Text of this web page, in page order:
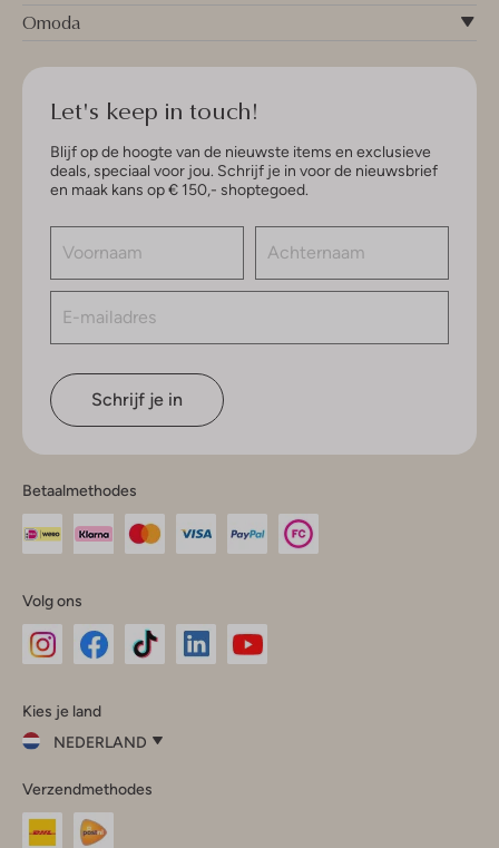
Omoda
Let's keep in touch!
Blijf op de hoogte van de nieuwste items en exclusieve
deals, speciaal voor jou. Schrijf je in voor de nieuwsbrief
en maak kans op € 150,- shoptegoed.
Schrijf je in
Betaalmethodes
Volg ons
InstagramFacebook
Kies je land
NEDERLAND
je
land
Nederland
Verzendmethodes